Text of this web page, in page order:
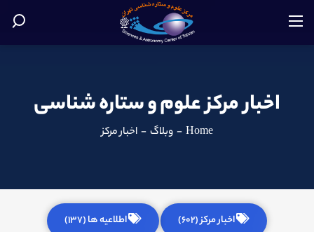
اخبار مرکز علوم و ستاره شناسی
Home
- وبلاگ - اخبار مرکز
اخبار مرکز (602) اطلاعیه ها (137)